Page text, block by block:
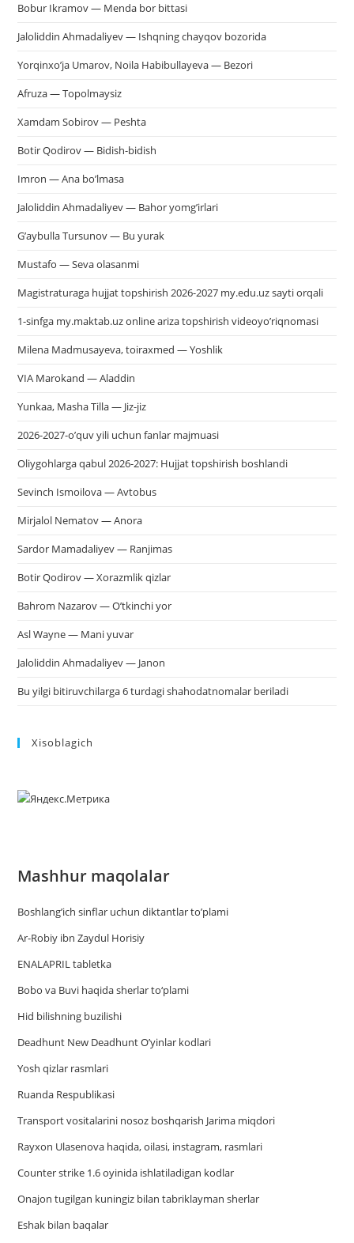
Bobur Ikramov — Menda bor bittasi
Jaloliddin Ahmadaliyev — Ishqning chayqov bozorida
Yorqinxo’ja Umarov, Noila Habibullayeva — Bezori
Afruza — Topolmaysiz
Xamdam Sobirov — Peshta
Botir Qodirov — Bidish-bidish
Imron — Ana bo’lmasa
Jaloliddin Ahmadaliyev — Bahor yomg’irlari
G’aybulla Tursunov — Bu yurak
Mustafo — Seva olasanmi
Magistraturaga hujjat topshirish 2026-2027 my.edu.uz sayti orqali
1-sinfga my.maktab.uz online ariza topshirish videoyo’riqnomasi
Milena Madmusayeva, toiraxmed — Yoshlik
VIA Marokand — Aladdin
Yunkaa, Masha Tilla — Jiz-jiz
2026-2027-o’quv yili uchun fanlar majmuasi
Oliygohlarga qabul 2026-2027: Hujjat topshirish boshlandi
Sevinch Ismoilova — Avtobus
Mirjalol Nematov — Anora
Sardor Mamadaliyev — Ranjimas
Botir Qodirov — Xorazmlik qizlar
Bahrom Nazarov — O’tkinchi yor
Asl Wayne — Mani yuvar
Jaloliddin Ahmadaliyev — Janon
Bu yilgi bitiruvchilarga 6 turdagi shahodatnomalar beriladi
Xisoblagich
Mashhur maqolalar
Boshlang’ich sinflar uchun diktantlar to’plami
Ar-Robiy ibn Zaydul Horisiy
ENALAPRIL tabletka
Bobo va Buvi haqida sherlar to‘plami
Hid bilishning buzilishi
Deadhunt New Deadhunt O’yinlar kodlari
Yosh qizlar rasmlari
Ruanda Respublikasi
Trаnsport vositаlаrini nosoz boshqаrish Jаrimа miqdori
Rayxon Ulasenova haqida, oilasi, instagram, rasmlari
Counter strike 1.6 oyinida ishlatiladigan kodlar
Onajon tugilgan kuningiz bilan tabriklayman sherlar
Eshak bilan baqalar